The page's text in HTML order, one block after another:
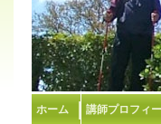
ホーム 講師プロフィ